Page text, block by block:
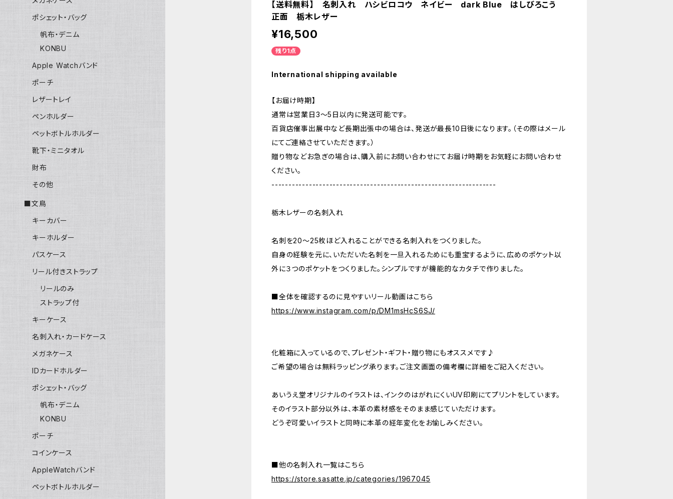
【送料無料】 名刺入れ ハシビロコウ ネイビー dark Blue はしびろこう
正面 栃木レザー
¥16,500
残り1点
International shipping available
【お届け時期】
通常は営業日3〜5日以内に発送可能です。
百貨店催事出展中など長期出張中の場合は、発送が最長10日後になります。（その際はメール
にてご連絡させていただきます。）
贈り物などお急ぎの場合は、購入前にお問い合わせにてお届け時期をお気軽にお問い合わせ
ください。
------------------------------------------------------------------
栃木レザーの名刺入れ
名刺を20〜25枚ほど入れることができる名刺入れをつくりました。
自身の経験を元に、いただいた名刺を一旦入れるためにも重宝するように、広めのポケット以
外に３つのポケットをつくりました。シンプルですが機能的なカタチで作りました。
■全体を確認するのに見やすいリール動画はこちら
https://www.instagram.com/p/DM1msHcS6SJ/
化粧箱に入っているので、プレゼント・ギフト・贈り物にもオススメです♪
ご希望の場合は無料ラッピング承ります。ご注文画面の備考欄に詳細をご記入ください。
あいうえ堂オリジナルのイラストは、インクのはがれにくいUV印刷にてプリントをしています。
そのイラスト部分以外は、本革の素材感をそのまま感じていただけます。
どうぞ可愛いイラストと同時に本革の経年変化をお愉しみください。
■他の名刺入れ一覧はこちら
https://store.sasatte.jp/categories/1967045
ポシェット・バッグ
帆布・デニム
KONBU
Apple Watchバンド
ポーチ
レザートレイ
ペンホルダー
ペットボトルホルダー
靴下・ミニタオル
財布
その他
■文鳥
キーカバー
キーホルダー
パスケース
リール付きストラップ
リールのみ
ストラップ付
キーケース
名刺入れ・カードケース
メガネケース
IDカードホルダー
ポシェット・バッグ
帆布・デニム
KONBU
ポーチ
コインケース
AppleWatchバンド
ペットボトルホルダー